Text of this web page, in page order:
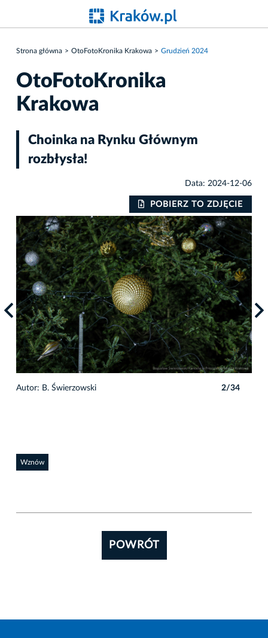
Strona główna OtoFotoKronika Krakowa Grudzień 2024
OtoFotoKronika
Krakowa
Choinka na Rynku Głównym
rozbłysła!
Data: 2024-12-06
POBIERZ TO ZDJĘCIE
Autor: B. Świerzowski 2/34
Wznów
POWRÓT